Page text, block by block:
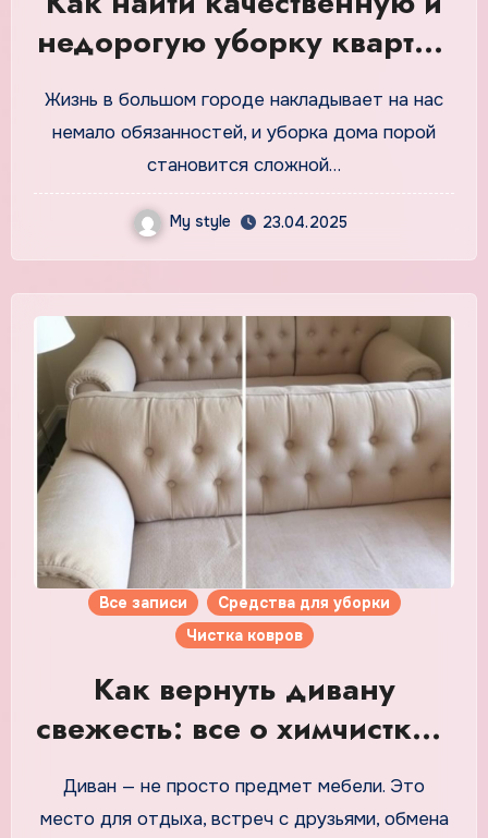
недорогую уборку квартир
в Москве без посредников
Жизнь в большом городе накладывает на нас
немало обязанностей, и уборка дома порой
становится сложной…
My style 23.04.2025
Все записи
Средства для уборки
Чистка ковров
Как вернуть дивану
свежесть: все о химчистке с
Диван — не просто предмет мебели. Это
место для отдыха, встреч с друзьями, обмена